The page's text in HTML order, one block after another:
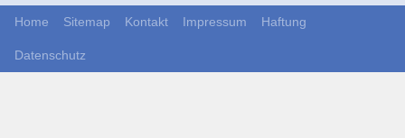
Home Sitemap Kontakt Impressum Haftung
Datenschutz